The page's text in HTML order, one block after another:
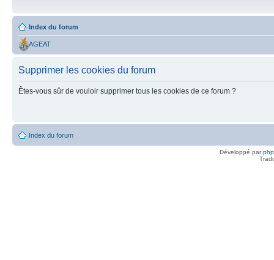
Index du forum
AGEAT
Supprimer les cookies du forum
Êtes-vous sûr de vouloir supprimer tous les cookies de ce forum ?
Index du forum
Développé par